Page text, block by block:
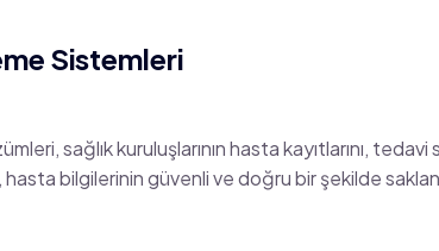
Sistemleri
sağlık kuruluşlarının hasta kayıtlarını,
bilgilerinin güvenli ve doğru bir şekilde